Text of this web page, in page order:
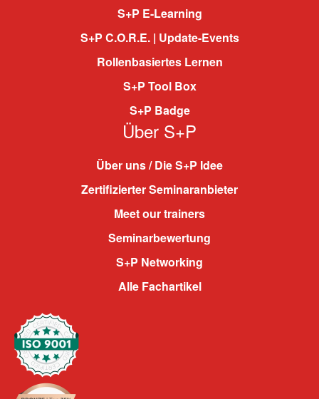
S+P E-Learning
S+P C.O.R.E. | Update-Events
Rollenbasiertes Lernen
S+P Tool Box
S+P Badge
Über S+P
Über uns / Die S+P Idee
Zertifizierter Seminaranbieter
Meet our trainers
Seminarbewertung
S+P Networking
Alle Fachartikel